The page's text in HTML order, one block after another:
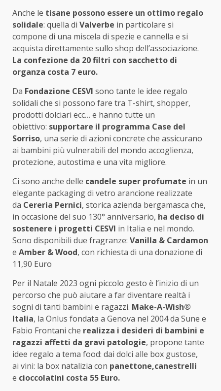
Anche le tisane possono essere un ottimo regalo
solidale: quella di Valverbe in particolare si
compone di una miscela di spezie e cannella e si
acquista direttamente sullo shop dell’associazione.
La confezione da 20 filtri con sacchetto di
organza costa 7 euro.
Da Fondazione CESVI sono tante le idee regalo
solidali che si possono fare tra T-shirt, shopper,
prodotti dolciari ecc… e hanno tutte un
obiettivo: supportare il programma Case del
Sorriso, una serie di azioni concrete che assicurano
ai bambini più vulnerabili del mondo accoglienza,
protezione, autostima e una vita migliore.
Ci sono anche delle candele super profumate in un
elegante packaging di vetro arancione realizzate
da Cereria Pernici, storica azienda bergamasca che,
in occasione del suo 130° anniversario, ha deciso di
sostenere i progetti CESVI in Italia e nel mondo.
Sono disponibili due fragranze: Vanilla & Cardamon
e Amber & Wood, con richiesta di una donazione di
11,90 Euro
Per il Natale 2023 ogni piccolo gesto è l’inizio di un
percorso che può aiutare a far diventare realtà i
sogni di tanti bambini e ragazzi. Make-A-Wish®
Italia, la Onlus fondata a Genova nel 2004 da Sune e
Fabio Frontani che realizza i desideri di bambini e
ragazzi affetti da gravi patologie, propone tante
idee regalo a tema food: dai dolci alle box gustose,
ai vini: la box natalizia con panettone,canestrelli
e cioccolatini costa 55 Euro.